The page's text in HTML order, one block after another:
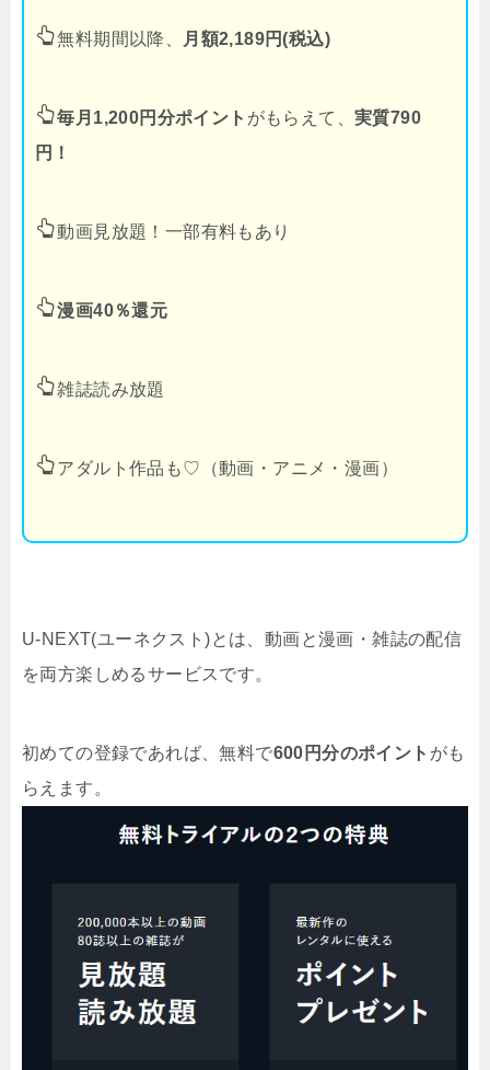
無料期間以降、 月額2,189円(税込)
毎月1,200円分ポイント がもらえて、実質790
円！
動画見放題！一部有料もあり
漫画40％還元
雑誌読み放題
アダルト作品も♡（動画・アニメ・漫画）
U-NEXT(ユーネクスト)とは、動画と漫画・雑誌の配信
を両方楽しめるサービスです。
初めての登録であれば、無料で600円分のポイント がも
らえます。